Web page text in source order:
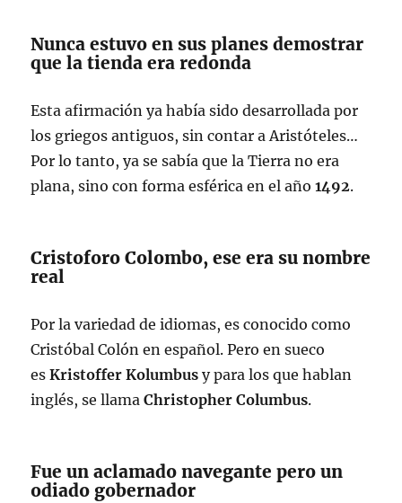
Nunca estuvo en sus planes demostrar
que la tienda era redonda
Esta afirmación ya había sido desarrollada por
los griegos antiguos, sin contar a Aristóteles…
Por lo tanto, ya se sabía que la Tierra no era
plana, sino con forma esférica en el año1492.
Cristoforo Colombo, ese era su nombre
real
Por la variedad de idiomas, es conocido como
Cristóbal Colón en español. Pero en sueco
es Kristoffer Kolumbusy para los que hablan
inglés, se llama Christopher Columbus.
Fue un aclamado navegante pero un
odiado gobernador